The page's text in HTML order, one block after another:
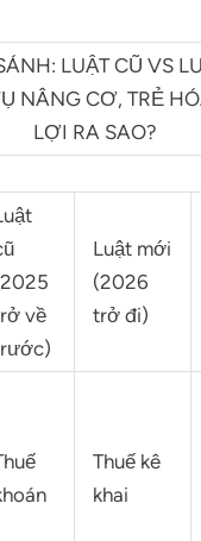
LUẬT CŨ VS
NÂNG CƠ, TRẺ
LỢI RA SAO?
về
Luật mới
(2026
trở đi)
Thuế kê
khai